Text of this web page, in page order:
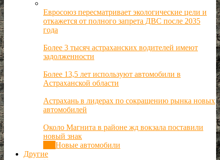
Евросоюз пересматривает экологические цели и
откажется от полного запрета ДВС после 2035
года
Более 3 тысяч астраханских водителей имеют
задолженности
Более 13,5 лет используют автомобили в
Астраханской области
Астрахань в лидерах по сокращению рынка новых
автомобилей
Около Магнита в районе жд вокзала поставили
новый знак
Новые автомобили
Другие